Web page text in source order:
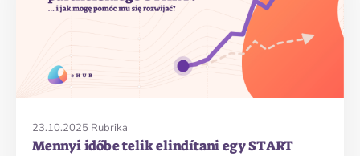
23.10.2025 Rubrika
Mennyi időbe telik elindítani egy START